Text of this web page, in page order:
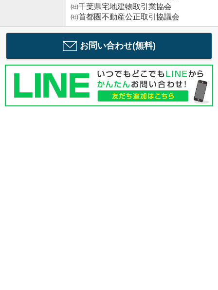
㈳千葉県宅地建物取引業協会
㈳首都圏不動産公正取引協議会
お問い合わせ(無料)